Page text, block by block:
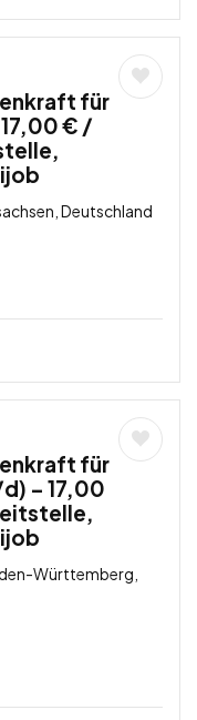
für
€ /
Deutschland
für
– 17,00
Württemberg,